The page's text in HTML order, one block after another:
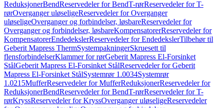
ReduksjonerBendReservedeler for BendT-rørReservedeler for T-
rørOverganger uløseligeReservedeler for Overganger
uløseligeOverganger og forbindelser, løsbareReservedeler for
Overganger og forbindelser, løsbareKompensatorerReservedeler for
KompensatorerEndedekslerReservedeler for EndedekslerTilbehør til
Geberit Mapress ThermSystempakningerSkruesett til
flensforbindelserKlammer for rørGeberit Mapress El-Forsinket
StålGeberit Mapress El-Forsinket StålReservedeler for Geberit
Mapress El-Forsinket StålSystemrør 1.0034Systemrør
1.0215MufferReservedeler for MufferReduksjonerReservedeler for
ReduksjonerBendReservedeler for BendT-rørReservedeler for T-
rørKryssReservedeler for KryssOverganger uløseligeReservedeler